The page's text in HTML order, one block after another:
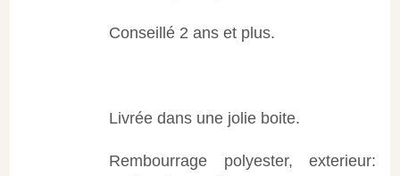
Conseillé 2 ans et plus.
Livrée dans une jolie boite.
Rembourrage polyester, exterieur: